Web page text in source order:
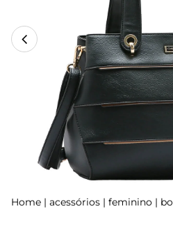
Home | acessórios | feminino |